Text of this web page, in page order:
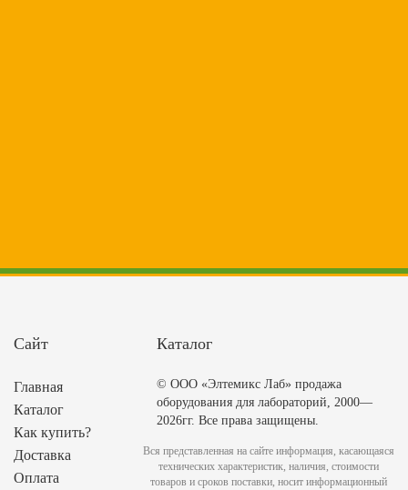
Сайт
Главная
Каталог
Как купить?
Доставка
Оплата
Каталог
© ООО «Элтемикс Лаб» продажа
оборудования для лабораторий, 2000—
2026гг. Все права защищены.
Вся представленная на сайте информация, касающаяся
технических характеристик, наличия, стоимости
товаров и сроков поставки, носит информационный